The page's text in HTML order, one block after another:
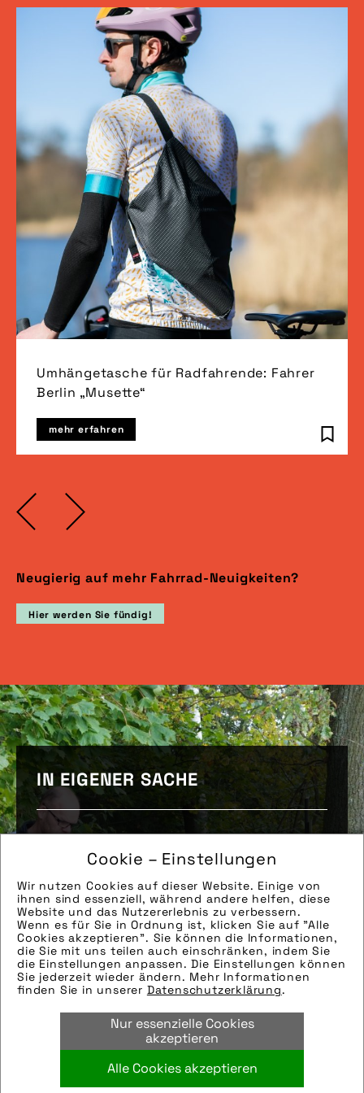
Cookie – Einstellungen
Wir nutzen Cookies auf dieser Website. Einige von
ihnen sind essenziell, während andere helfen, diese
Website und das Nutzererlebnis zu verbessern.
Wenn es für Sie in Ordnung ist, klicken Sie auf "Alle
Cookies akzeptieren". Sie können die Informationen,
die Sie mit uns teilen auch einschränken, indem Sie
die Einstellungen anpassen. Die Einstellungen können
Sie jederzeit wieder ändern. Mehr Informationen
finden Sie in unserer Datenschutzerklärung.
Nur essenzielle Cookies
akzeptieren
Alle Cookies akzeptieren
Umhängetasche für Radfahrende: Fahrer
Berlin „Musette“
mehr erfahren
Neugierig auf mehr Fahrrad-Neuigkeiten?
Hier werden Sie fündig!
IN EIGENER SACHE
Gunnar Fehlau, Geschäftsführer des
pressedienst-fahrrad, war das komplette
Jahr 2023 mit einem E‑Lastenrad und
seinem Laptop quer durch Deutschland
unterwegs. „Workpacking“ nannte er diese
Verbindung aus Radfahren, Abenteuer und
Arbeiten.
Weitere Infos